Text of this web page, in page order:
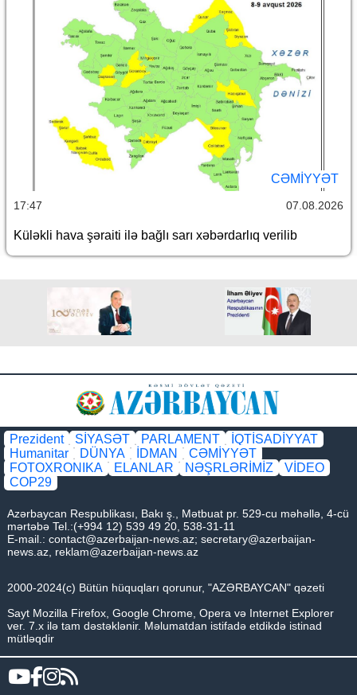
CƏMİYYƏT
17:47 07.08.2026
Küləkli hava şəraiti ilə bağlı sarı xəbərdarlıq verilib
Prezident SİYASƏT PARLAMENT
İQTİSADİYYAT
Humanitar
DÜNYA İDMAN
CƏMİYYƏT
FOTOXRONIKA
ELANLAR NƏŞRLƏRİMİZ
VİDEO
COP29
Azərbaycan Respublikası, Bakı ş., Mətbuat pr. 529-cu məhəllə, 4-cü
mərtəbə Tel.:(+994 12) 539 49 20, 538-31-11
E-mail.: contact@azerbaijan-news.az; secretary@azerbaijan-
news.az, reklam@azerbaijan-news.az
2000-2024(c) Bütün hüquqları qorunur, "AZƏRBAYCAN" qəzeti
Sayt Mozilla Firefox, Google Chrome, Opera və Internet Explorer
ver. 7.x ilə tam dəstəklənir. Məlumatdan istifadə etdikdə istinad
mütləqdir